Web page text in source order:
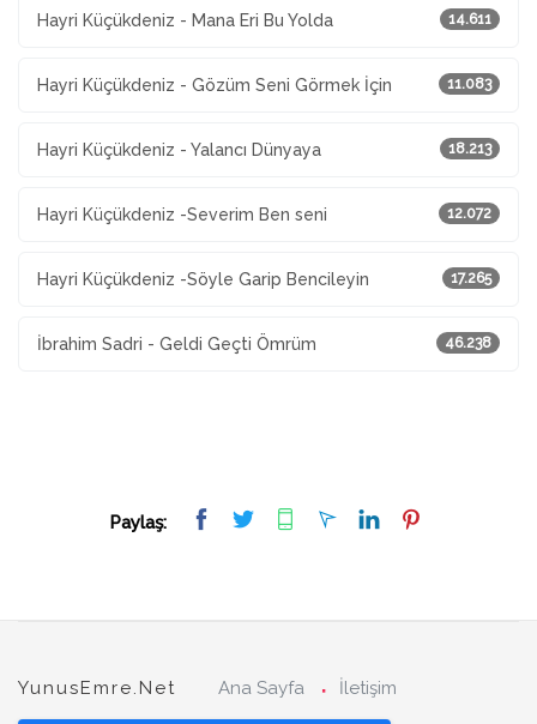
Hayri Küçükdeniz - Mana Eri Bu Yolda 14.611
Hayri Küçükdeniz - Gözüm Seni Görmek İçin 11.083
Hayri Küçükdeniz - Yalancı Dünyaya 18.213
Hayri Küçükdeniz -Severim Ben seni 12.072
Hayri Küçükdeniz -Söyle Garip Bencileyin 17.265
İbrahim Sadri - Geldi Geçti Ömrüm 46.238
Paylaş:
YunusEmre.Net Ana Sayfa İletişim